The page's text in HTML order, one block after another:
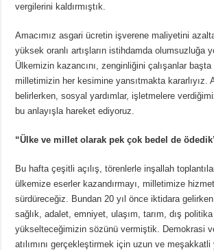
vergilerini kaldırmıştık.
Amacımız asgari ücretin işverene maliyetini
yüksek oranlı artışların istihdamda olumsuzluğa
Ülkemizin kazancını, zenginliğini çalışanlar
milletimizin her kesimine yansıtmakta kararlıyız.
belirlerken, sosyal yardımlar, işletmelere
bu anlayışla hareket ediyoruz.
“Ülke ve millet olarak pek çok bedel de
Bu hafta çeşitli açılış, törenlerle inşallah
ülkemize eserler kazandırmayı, milletimize
sürdüreceğiz. Bundan 20 yıl önce iktidara
sağlık, adalet, emniyet, ulaşım, tarım, dış
yükselteceğimizin sözünü vermiştik. Demokrasi
atılımını gerçekleştirmek için uzun ve